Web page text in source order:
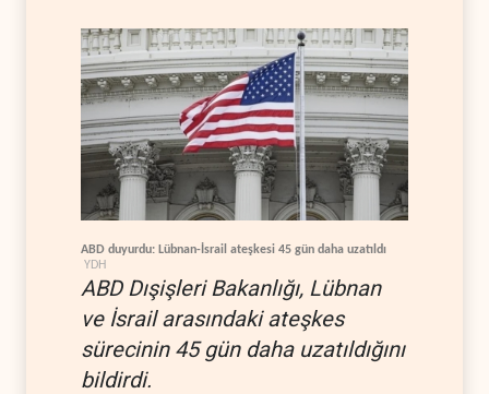
ABD duyurdu: Lübnan-İsrail ateşkesi 45 gün daha uzatıldı
YDH
ABD Dışişleri Bakanlığı, Lübnan
ve İsrail arasındaki ateşkes
sürecinin 45 gün daha uzatıldığını
bildirdi.